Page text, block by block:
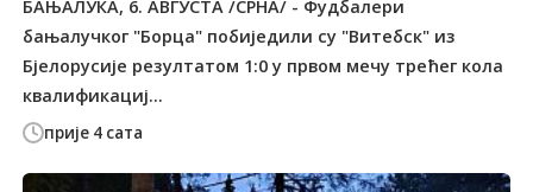
прије 4 сата
БАЊАЛУКА, 6. АВГУСТА /СРНА/ - Фудбалери
бањалучког "Борца" побиједили су "Витебск" из
Бјелорусије резултатом 1:0 у првом мечу трећег кола
квалификациј...